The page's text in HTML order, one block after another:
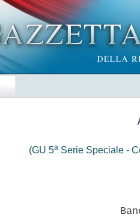
(GU 5a Serie Speciale -